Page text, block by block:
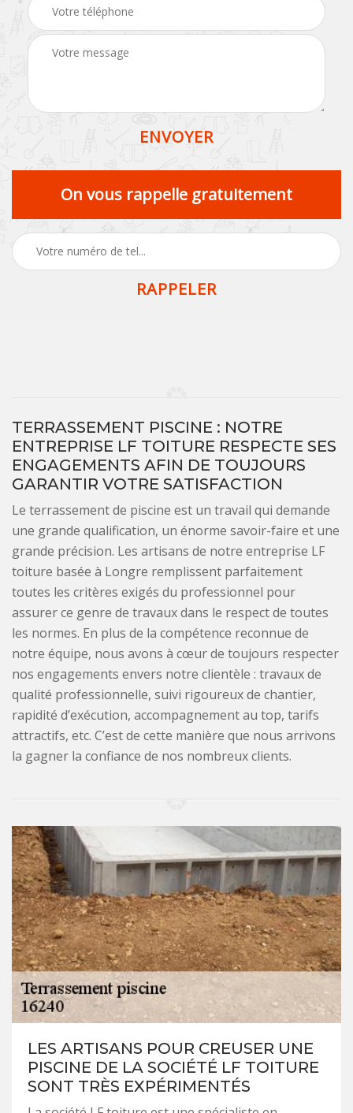
On vous rappelle gratuitement
TERRASSEMENT PISCINE : NOTRE
ENTREPRISE LF TOITURE RESPECTE SES
ENGAGEMENTS AFIN DE TOUJOURS
GARANTIR VOTRE SATISFACTION
Le terrassement de piscine est un travail qui demande
une grande qualification, un énorme savoir-faire et une
grande précision. Les artisans de notre entreprise LF
toiture basée à Longre remplissent parfaitement
toutes les critères exigés du professionnel pour
assurer ce genre de travaux dans le respect de toutes
les normes. En plus de la compétence reconnue de
notre équipe, nous avons à cœur de toujours respecter
nos engagements envers notre clientèle : travaux de
qualité professionnelle, suivi rigoureux de chantier,
rapidité d’exécution, accompagnement au top, tarifs
attractifs, etc. C’est de cette manière que nous arrivons
la gagner la confiance de nos nombreux clients.
LES ARTISANS POUR CREUSER UNE
PISCINE DE LA SOCIÉTÉ LF TOITURE
SONT TRÈS EXPÉRIMENTÉS